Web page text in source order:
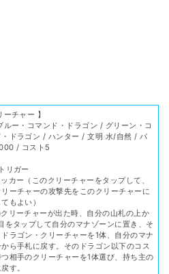
ーチャー 】
ルー・コマンド・ドラゴン / グリーン・コ
・ドラゴン / ハンター / 文明 水/自然 / パ
/ コスト5
リガー
カー（このクリーチャーをタップして、
ーチャーの攻撃先をこのクリーチャーに
もよい）
リーチャーが出た時、自分の山札の上か
をタップして自分のマナゾーンに置き、そ
ラゴン・クリーチャーを1体、自分のマナ
から手札に戻す。そのドラゴン以下のコス
つ相手のクリーチャーを1体選び、持ち主の
す。